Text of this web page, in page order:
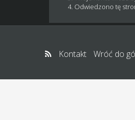
Odwiedzono tę
Kontakt Wróć do